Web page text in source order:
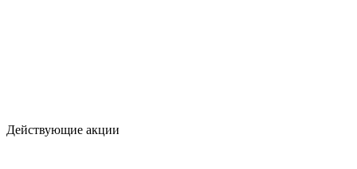
Действующие акции